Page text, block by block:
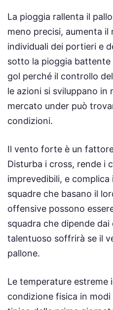
La pioggia rallenta il
meno precisi, aumenta il
individuali dei portieri e
sotto la pioggia
gol perché il controllo
le azioni si sviluppano in
mercato under può
condizioni.
Il vento forte è un
Disturba i cross, rende i
imprevedibili, e
squadre che basano il
offensive possono
squadra che dipende
talentuoso soffrirà se il
pallone.
Le temperature estreme
condizione fisica in